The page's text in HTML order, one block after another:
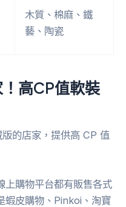
木質、棉麻、鐵
藝、陶瓷
高CP值軟裝
的店家，提供高 CP 值
上購物平台都有販售各式
蝦皮購物、Pinkoi、淘寶